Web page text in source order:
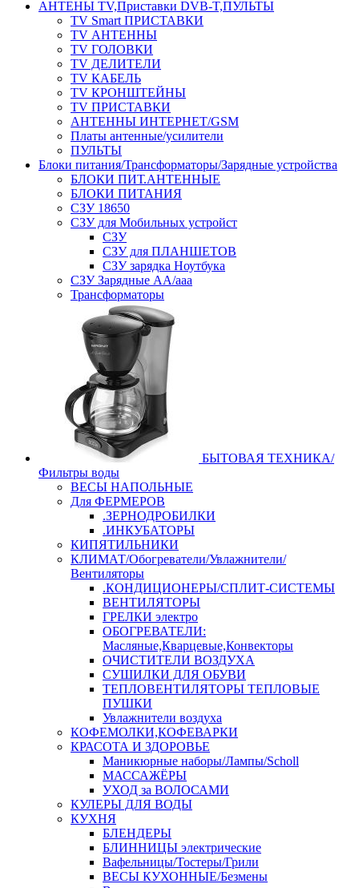
АНТЕНЫ ТV,Приставки DVB-T,ПУЛЬТЫ
TV Smart ПРИСТАВКИ
TV АНТЕННЫ
TV ГОЛОВКИ
TV ДЕЛИТЕЛИ
TV КАБЕЛЬ
TV КРОНШТЕЙНЫ
TV ПРИСТАВКИ
АНТЕННЫ ИНТЕРНЕТ/GSM
Платы антенные/усилители
ПУЛЬТЫ
Блоки питания/Трансформаторы/Зарядные устройства
БЛОКИ ПИТ.АНТЕННЫЕ
БЛОКИ ПИТАНИЯ
СЗУ 18650
СЗУ для Мобильных устройст
СЗУ
СЗУ для ПЛАНШЕТОВ
СЗУ зарядка Ноутбука
СЗУ Зарядные АА/ааа
Трансформаторы
БЫТОВАЯ ТЕХНИКА/
Фильтры воды
ВЕСЫ НАПОЛЬНЫЕ
Для ФЕРМЕРОВ
.ЗЕРНОДРОБИЛКИ
.ИНКУБАТОРЫ
КИПЯТИЛЬНИКИ
КЛИМАТ/Обогреватели/Увлажнители/
Вентиляторы
.КОНДИЦИОНЕРЫ/СПЛИТ-СИСТЕМЫ
ВЕНТИЛЯТОРЫ
ГРЕЛКИ электро
ОБОГРЕВАТЕЛИ:
Масляные,Кварцевые,Конвекторы
ОЧИСТИТЕЛИ ВОЗДУХА
СУШИЛКИ ДЛЯ ОБУВИ
ТЕПЛОВЕНТИЛЯТОРЫ ТЕПЛОВЫЕ
ПУШКИ
Увлажнители воздуха
КОФЕМОЛКИ,КОФЕВАРКИ
КРАСОТА И ЗДОРОВЬЕ
Маникюрные наборы/Лампы/Scholl
МАССАЖЁРЫ
УХОД за ВОЛОСАМИ
КУЛЕРЫ ДЛЯ ВОДЫ
КУХНЯ
БЛЕНДЕРЫ
БЛИННИЦЫ электрические
Вафельницы/Тостеры/Грили
ВЕСЫ КУХОННЫЕ/Безмены